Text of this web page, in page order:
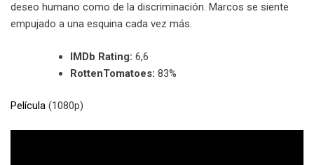
deseo humano como de la discriminación. Marcos se siente
empujado a una esquina cada vez más.
IMDb Rating: 6,6
RottenTomatoes: 83%
Película (1080p)